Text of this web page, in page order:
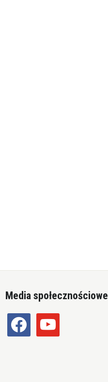
Media społecznościowe
facebook youtube